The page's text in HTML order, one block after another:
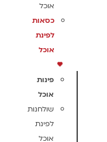
אוכל
כסאות
לפינת
אוכל
פינות
אוכל
שולחנות
לפינת
אוכל